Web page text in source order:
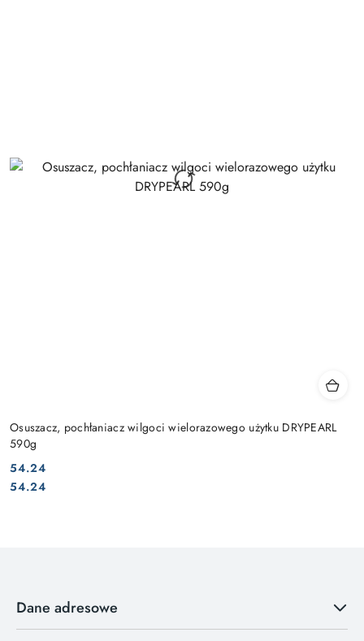
Osuszacz, pochłaniacz wilgoci wielorazowego użytku DRYPEARL
590g
Cena:
54.24
Cena:
54.24
Dane adresowe